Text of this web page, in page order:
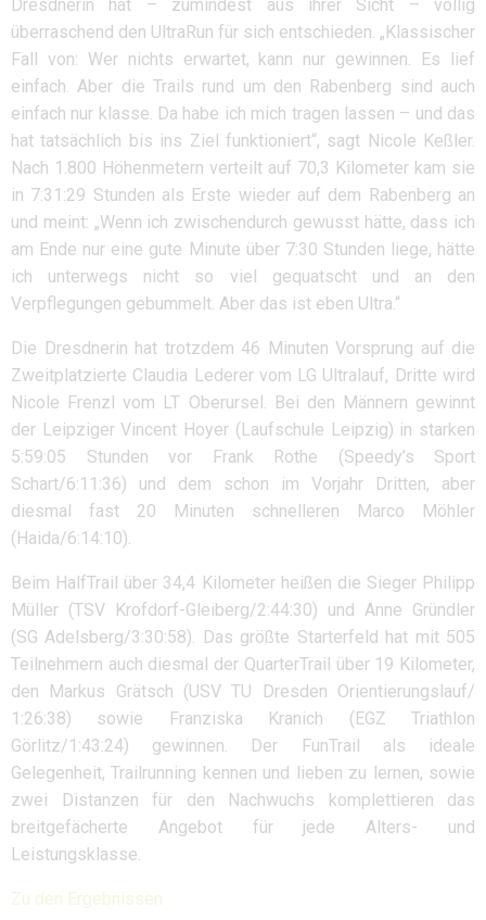
Dresdnerin hat – zumindest aus ihrer Sicht – völlig
überraschend den UltraRun für sich entschieden. „Klassischer
Fall von: Wer nichts erwartet, kann nur gewinnen. Es lief
einfach. Aber die Trails rund um den Rabenberg sind auch
einfach nur klasse. Da habe ich mich tragen lassen – und das
hat tatsächlich bis ins Ziel funktioniert“, sagt Nicole Keßler.
Nach 1.800 Höhenmetern verteilt auf 70,3 Kilometer kam sie
in 7:31:29 Stunden als Erste wieder auf dem Rabenberg an
und meint: „Wenn ich zwischendurch gewusst hätte, dass ich
am Ende nur eine gute Minute über 7:30 Stunden liege, hätte
ich unterwegs nicht so viel gequatscht und an den
Verpflegungen gebummelt. Aber das ist eben Ultra.“
Die Dresdnerin hat trotzdem 46 Minuten Vorsprung auf die
Zweitplatzierte Claudia Lederer vom LG Ultralauf, Dritte wird
Nicole Frenzl vom LT Oberursel. Bei den Männern gewinnt
der Leipziger Vincent Hoyer (Laufschule Leipzig) in starken
5:59:05 Stunden vor Frank Rothe (Speedy’s Sport
Schart/6:11:36) und dem schon im Vorjahr Dritten, aber
diesmal fast 20 Minuten schnelleren Marco Möhler
(Haida/6:14:10).
Beim HalfTrail über 34,4 Kilometer heißen die Sieger Philipp
Müller (TSV Krofdorf-Gleiberg/2:44:30) und Anne Gründler
(SG Adelsberg/3:30:58). Das größte Starterfeld hat mit 505
Teilnehmern auch diesmal der QuarterTrail über 19 Kilometer,
den Markus Grätsch (USV TU Dresden Orientierungslauf/
1:26:38) sowie Franziska Kranich (EGZ Triathlon
Görlitz/1:43:24) gewinnen. Der FunTrail als ideale
Gelegenheit, Trailrunning kennen und lieben zu lernen, sowie
zwei Distanzen für den Nachwuchs komplettieren das
breitgefächerte Angebot für jede Alters- und
Leistungsklasse.
Zu den Ergebnissen